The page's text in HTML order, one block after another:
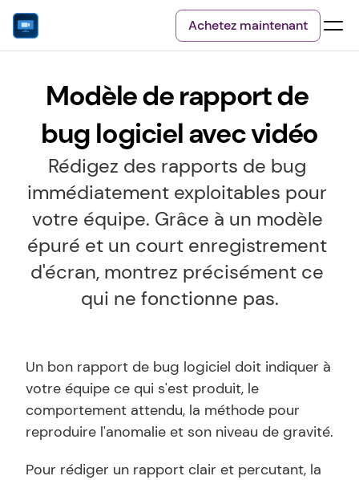
Achetez maintenant
Modèle de rapport de
bug logiciel avec vidéo
Rédigez des rapports de bug
immédiatement exploitables pour
votre équipe. Grâce à un modèle
épuré et un court enregistrement
d'écran, montrez précisément ce
qui ne fonctionne pas.
Un bon rapport de bug logiciel doit indiquer à
votre équipe ce qui s'est produit, le
comportement attendu, la méthode pour
reproduire l'anomalie et son niveau de gravité.
Pour rédiger un rapport clair et percutant, la